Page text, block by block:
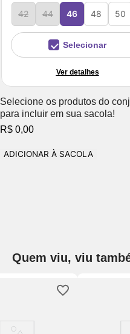
42 44 46 48 50
Selecionar
Ver detalhes
Selecione os produtos do
para incluir em sua sacola!
R$ 0,00
ADICIONAR À SACOLA
Quem viu, viu